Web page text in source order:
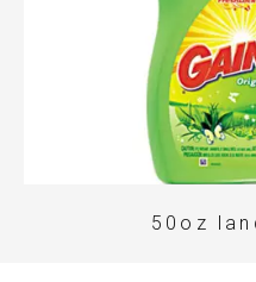
50oz